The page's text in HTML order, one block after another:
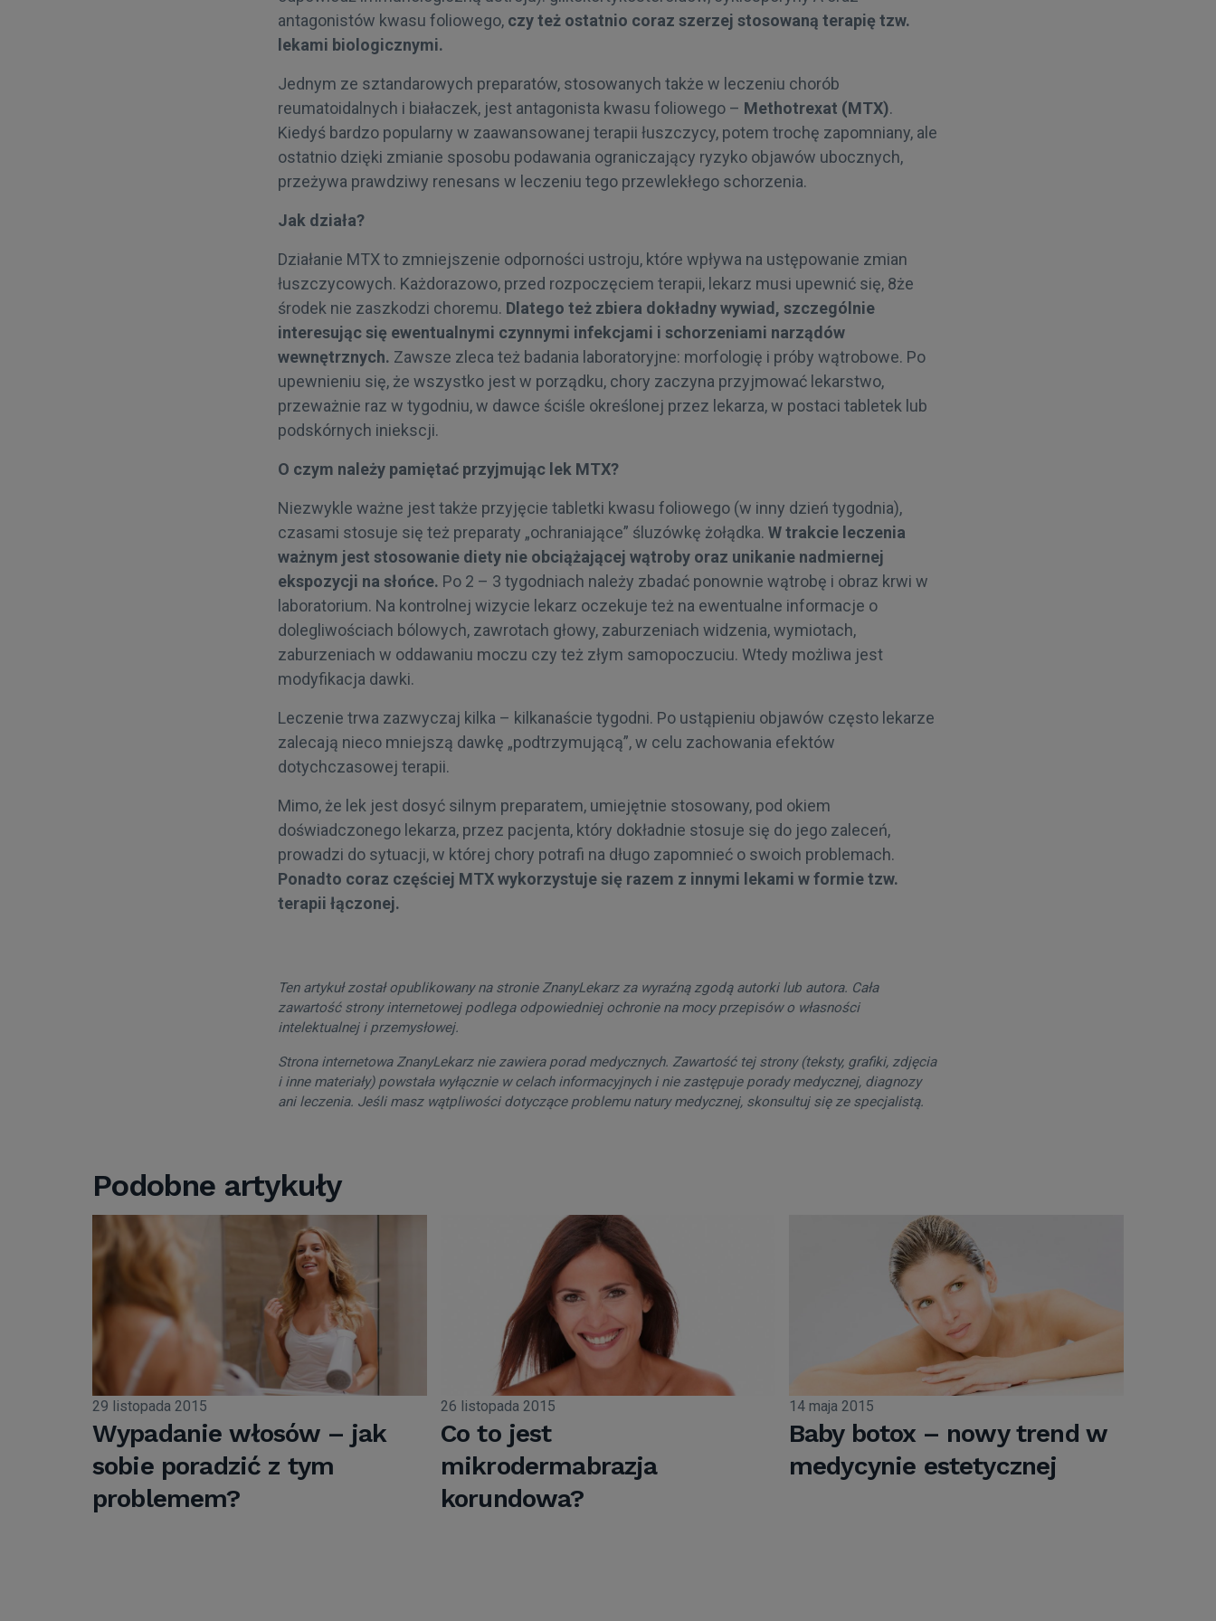
antagonistów kwasu foliowego, czy też ostatnio coraz szerzej stosowaną terapię tzw.
lekami biologicznymi.
Jednym ze sztandarowych preparatów, stosowanych także w leczeniu chorób
reumatoidalnych i białaczek, jest antagonista kwasu foliowego – Methotrexat (MTX).
Kiedyś bardzo popularny w zaawansowanej terapii łuszczycy, potem trochę zapomniany, ale
ostatnio dzięki zmianie sposobu podawania ograniczający ryzyko objawów ubocznych,
przeżywa prawdziwy renesans w leczeniu tego przewlekłego schorzenia.
Jak działa?
Działanie MTX to zmniejszenie odporności ustroju, które wpływa na ustępowanie zmian
łuszczycowych. Każdorazowo, przed rozpoczęciem terapii, lekarz musi upewnić się, 8że
środek nie zaszkodzi choremu. Dlatego też zbiera dokładny wywiad, szczególnie
interesując się ewentualnymi czynnymi infekcjami i schorzeniami narządów
wewnętrznych. Zawsze zleca też badania laboratoryjne: morfologię i próby wątrobowe. Po
upewnieniu się, że wszystko jest w porządku, chory zaczyna przyjmować lekarstwo,
przeważnie raz w tygodniu, w dawce ściśle określonej przez lekarza, w postaci tabletek lub
podskórnych iniekscji.
O czym należy pamiętać przyjmując lek MTX?
Niezwykle ważne jest także przyjęcie tabletki kwasu foliowego (w inny dzień tygodnia),
czasami stosuje się też preparaty „ochraniające” śluzówkę żołądka. W trakcie leczenia
ważnym jest stosowanie diety nie obciążającej wątroby oraz unikanie nadmiernej
ekspozycji na słońce. Po 2 – 3 tygodniach należy zbadać ponownie wątrobę i obraz krwi w
laboratorium. Na kontrolnej wizycie lekarz oczekuje też na ewentualne informacje o
dolegliwościach bólowych, zawrotach głowy, zaburzeniach widzenia, wymiotach,
zaburzeniach w oddawaniu moczu czy też złym samopoczuciu. Wtedy możliwa jest
modyfikacja dawki.
Leczenie trwa zazwyczaj kilka – kilkanaście tygodni. Po ustąpieniu objawów często lekarze
zalecają nieco mniejszą dawkę „podtrzymującą”, w celu zachowania efektów
dotychczasowej terapii.
Mimo, że lek jest dosyć silnym preparatem, umiejętnie stosowany, pod okiem
doświadczonego lekarza, przez pacjenta, który dokładnie stosuje się do jego zaleceń,
prowadzi do sytuacji, w której chory potrafi na długo zapomnieć o swoich problemach.
Ponadto coraz częściej MTX wykorzystuje się razem z innymi lekami w formie tzw.
terapii łączonej.
Ten artykuł został opublikowany na stronie ZnanyLekarz za wyraźną zgodą autorki lub autora. Cała
zawartość strony internetowej podlega odpowiedniej ochronie na mocy przepisów o własności
intelektualnej i przemysłowej.
Strona internetowa ZnanyLekarz nie zawiera porad medycznych. Zawartość tej strony (teksty, grafiki, zdjęcia
i inne materiały) powstała wyłącznie w celach informacyjnych i nie zastępuje porady medycznej, diagnozy
ani leczenia. Jeśli masz wątpliwości dotyczące problemu natury medycznej, skonsultuj się ze specjalistą.
Podobne artykuły
29 listopada 2015
Wypadanie włosów – jak
sobie poradzić z tym
problemem?
26 listopada 2015
Co to jest
mikrodermabrazja
korundowa?
14 maja 2015
Baby botox – nowy trend w
medycynie estetycznej